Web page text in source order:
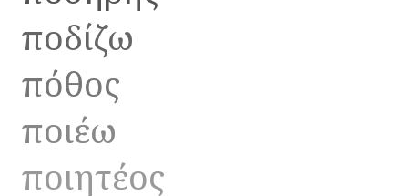
ποδίζω
πόθος
ποιέω
ποιητέος